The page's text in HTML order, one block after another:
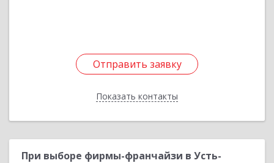
Отправить заявку
Показать контакты
Отправить заявку
Назад
При выборе фирмы-франчайзи в Усть-